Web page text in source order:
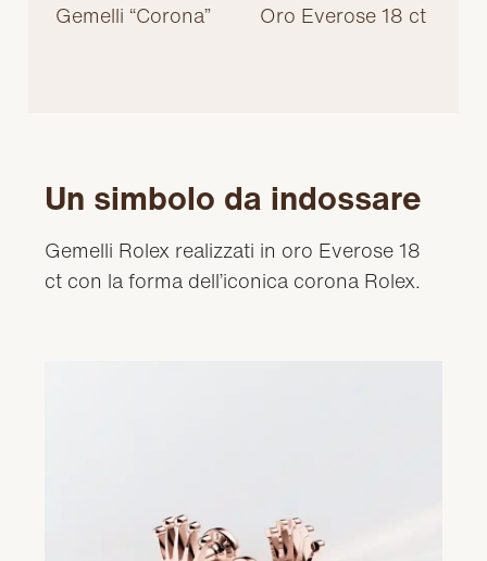
Gemelli “Corona” Oro Everose 18 ct
Un simbolo da indossare
Gemelli Rolex realizzati in oro Everose 18
ct con la forma dell’iconica corona Rolex.